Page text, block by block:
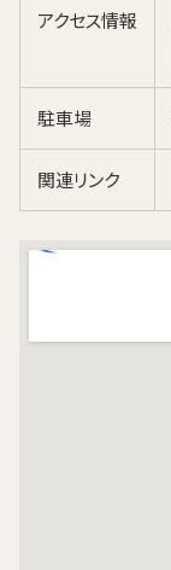
アクセス情報
駐車場
関連リンク